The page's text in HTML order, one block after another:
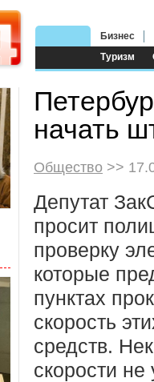
Туризм
Бизнес
начать
Общество >>
Депутат
просит
проверку
которые
пунктах
скорость
средств.
скорости